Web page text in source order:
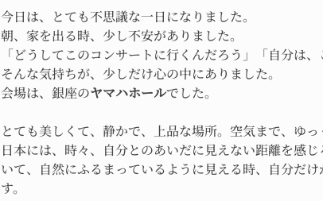
今日は、とても不思議な一日になりました。
朝、家を出る時、少し不安がありました。
「どうしてこのコンサートに行くんだろう」「自分は、
そんな気持ちが、少しだけ心の中にありました。
会場は、銀座のヤマハホールでした。
とても美しくて、静かで、上品な場所。空気まで、ゆっ
日本には、時々、自分とのあいだに見えない距離を感
いて、自然にふるまっているように見える時、自分だ
す。